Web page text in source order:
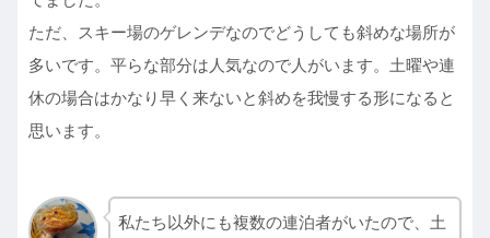
ただ、スキー場のゲレンデなのでどうしても斜めな場所が
多いです。平らな部分は人気なので人がいます。土曜や連
休の場合はかなり早く来ないと斜めを我慢する形になると
思います。
私たち以外にも複数の連泊者がいたので、土